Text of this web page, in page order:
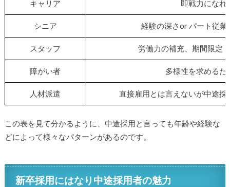
キャリア 即戦力になれ
シニア 経験の深さor パート従
スタッフ 労働力の補充、期間限定
障がい者 多様性を求めるた
人材派遣 直接雇用とは言えないが中途
この表を見て分かるように、中途採用と言っても年齢や経験な
どによって様々なパターンがあるのです。
新卒採用にはなり中途採用者の魅力